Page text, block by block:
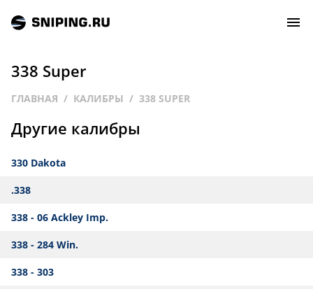
РЕЙТИНГ
ТИРЫ И СТРЕЛЬБИЩА
ЗАЛ СЛАВЫ
338 Super
ГЛАВНАЯ КАЛИБРЫ 338 SUPER
Другие калибры
330 Dakota
.338
338 - 06 Ackley Imp.
338 - 284 Win.
338 - 303